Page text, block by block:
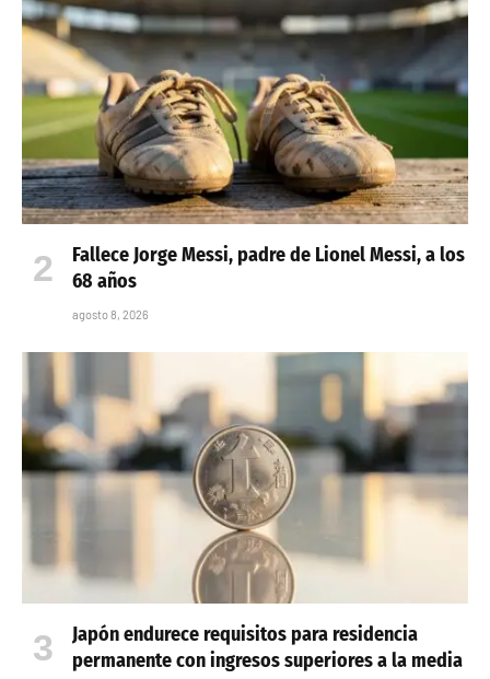
Fallece Jorge Messi, padre de Lionel Messi, a los
68 años
agosto 8, 2026
Japón endurece requisitos para residencia
permanente con ingresos superiores a la media